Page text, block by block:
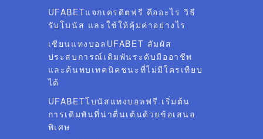
UFABETแจกเครดิตฟรี คืออะไร วิธี
รับโบนัส และใช้ให้คุ้มค่าอย่างไร
เซียนแทงบอลUFABET สัมผัส
ประสบการณ์เดิมพันระดับมืออาชีพ
และค้นพบเทคนิคชนะที่ไม่มีใครเทียบ
ได้
UFABETโบนัสแทงบอลฟรี เริ่มต้น
การเดิมพันที่น่าตื่นเต้นด้วยข้อเสนอ
พิเศษ